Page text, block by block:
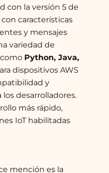
con la versión 5 de
características
y mensajes
variedad de
Python, Java,
dispositivos AWS
y
desarrolladores.
más rápido,
IoT habilitadas
mención es la